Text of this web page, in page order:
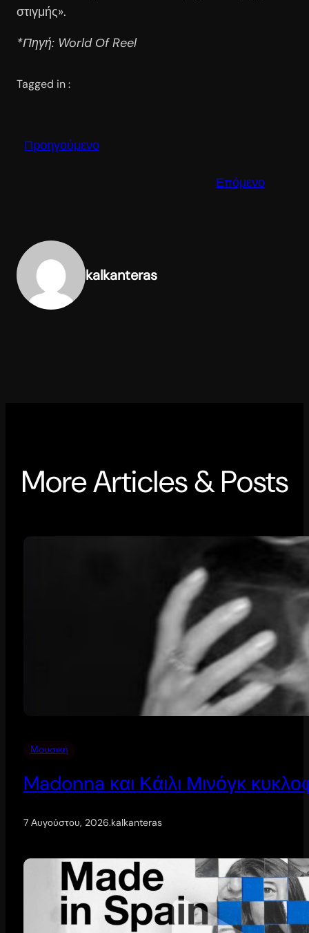
στιγμής».
*Πηγή: World Οf Reel
Tagged in :
Προηγούμενο
Επόμενο
kalkanteras
More Articles & Posts
Μουσική
Madonna και Κάιλι Μινόγκ
7 Αυγούστου, 2026.kalkanteras